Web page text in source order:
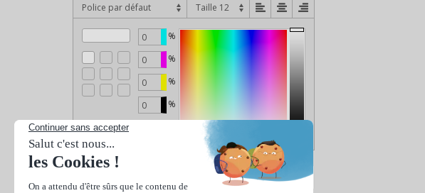
Police par défaut
%
%
%
%